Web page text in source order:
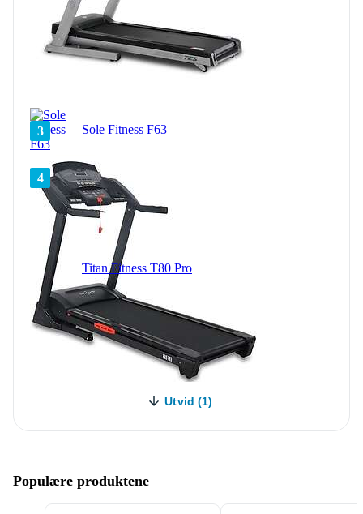
3 Sole Fitness F63
4
Titan Fitness T80 Pro
Utvid (1)
Populære produktene